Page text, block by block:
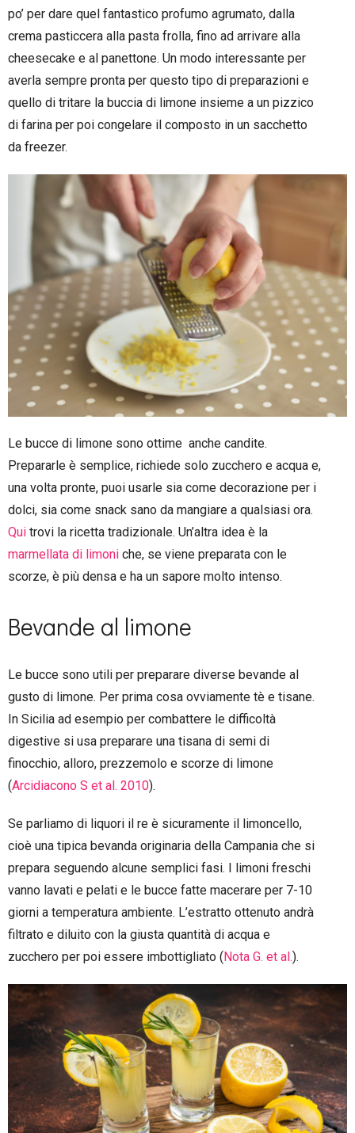
po’ per dare quel fantastico profumo agrumato, dalla
crema pasticcera alla pasta frolla, fino ad arrivare alla
cheesecake e al panettone. Un modo interessante per
averla sempre pronta per questo tipo di preparazioni e
quello di tritare la buccia di limone insieme a un pizzico
di farina per poi congelare il composto in un sacchetto
da freezer.
Le bucce di limone sono ottime anche candite.
Prepararle è semplice, richiede solo zucchero e acqua e,
una volta pronte, puoi usarle sia come decorazione per i
dolci, sia come snack sano da mangiare a qualsiasi ora.
Qui trovi la ricetta tradizionale. Un’altra idea è la
marmellata di limoni che, se viene preparata con le
scorze, è più densa e ha un sapore molto intenso.
Bevande al limone
Le bucce sono utili per preparare diverse bevande al
gusto di limone. Per prima cosa ovviamente tè e tisane.
In Sicilia ad esempio per combattere le difficoltà
digestive si usa preparare una tisana di semi di
finocchio, alloro, prezzemolo e scorze di limone
(Arcidiacono S et al. 2010).
Se parliamo di liquori il re è sicuramente il limoncello,
cioè una tipica bevanda originaria della Campania che si
prepara seguendo alcune semplici fasi. I limoni freschi
vanno lavati e pelati e le bucce fatte macerare per 7-10
giorni a temperatura ambiente. L’estratto ottenuto andrà
filtrato e diluito con la giusta quantità di acqua e
zucchero per poi essere imbottigliato ( Nota G. et al.).